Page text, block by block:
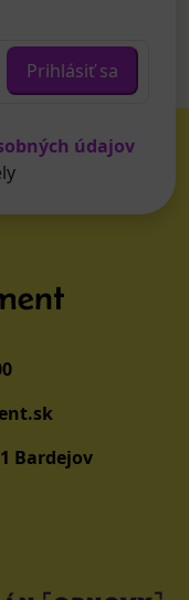
Prihlásiť sa
údajov
Bardejov